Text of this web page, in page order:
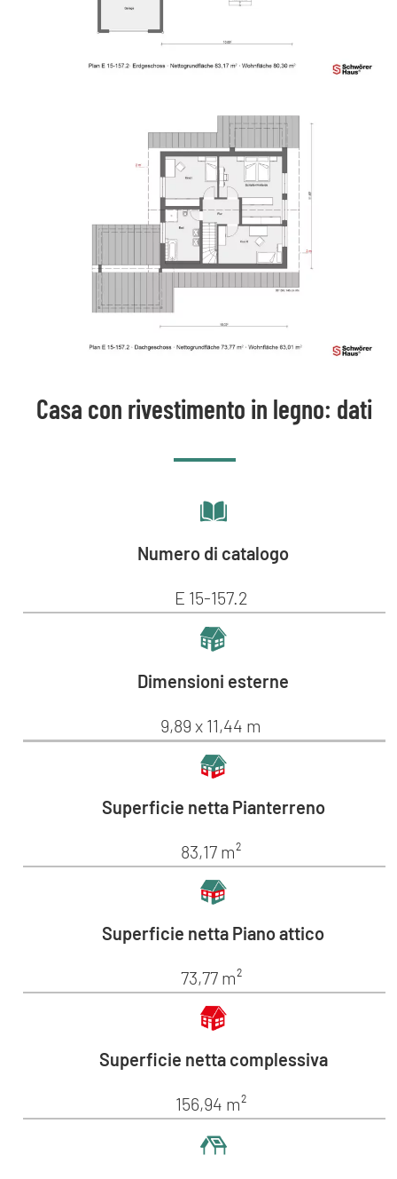
Casa con rivestimento in legno: dati
Numero di catalogo
E 15-157.2
Dimensioni esterne
9,89 x 11,44 m
Superficie netta Pianterreno
83,17 m²
Superficie netta Piano attico
73,77 m²
Superficie netta complessiva
156,94 m²